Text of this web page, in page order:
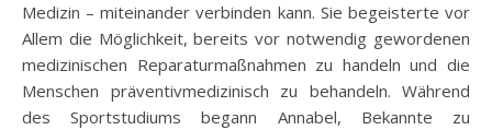
Medizin – miteinander verbinden kann. Sie begeisterte vor
Allem die Möglichkeit, bereits vor notwendig gewordenen
medizinischen Reparaturmaßnahmen zu handeln und die
Menschen präventivmedizinisch zu behandeln. Während
des Sportstudiums begann Annabel, Bekannte zu